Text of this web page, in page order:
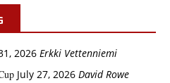
2026 Erkki Vetten­­niemi
July 27, 2026 David Rowe